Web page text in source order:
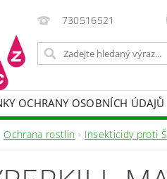
730516521
OCHRANY OSOBNÍCH ÚDAJŮ
VAKY, PYTLE, PLACHTY
Ochrana rostlin Insekticidy proti